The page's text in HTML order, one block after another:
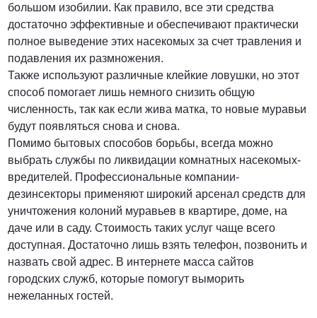
большом изобилии. Как правило, все эти средства
достаточно эффективные и обеспечивают практически
полное выведение этих насекомых за счет травления и
подавления их размножения.
Также используют различные клейкие ловушки, но этот
способ помогает лишь немного снизить общую
численность, так как если жива матка, то новые муравьи
будут появляться снова и снова.
Помимо бытовых способов борьбы, всегда можно
выбрать службы по ликвидации комнатных насекомых-
вредителей. Профессиональные компании-
дезинсекторы применяют широкий арсенал средств для
уничтожения колоний муравьев в квартире, доме, на
даче или в саду. Стоимость таких услуг чаще всего
доступная. Достаточно лишь взять телефон, позвонить и
назвать свой адрес. В интернете масса сайтов
городских служб, которые помогут выморить
нежеланных гостей.